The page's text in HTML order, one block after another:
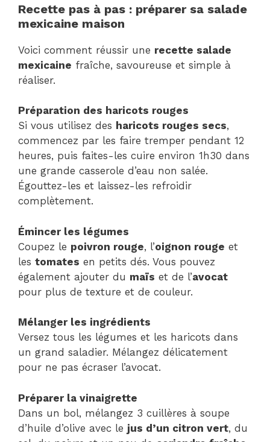
Recette pas à pas : préparer sa salade
mexicaine maison
Voici comment réussir une recette salade
mexicaine fraîche, savoureuse et simple à
réaliser.
Préparation des haricots rouges
Si vous utilisez des haricots rouges secs,
commencez par les faire tremper pendant 12
heures, puis faites-les cuire environ 1h30 dans
une grande casserole d’eau non salée.
Égouttez-les et laissez-les refroidir
complètement.
Émincer les légumes
Coupez le poivron rouge, l’oignon rouge et
les tomates en petits dés. Vous pouvez
également ajouter du maïs et de l’avocat
pour plus de texture et de couleur.
Mélanger les ingrédients
Versez tous les légumes et les haricots dans
un grand saladier. Mélangez délicatement
pour ne pas écraser l’avocat.
Préparer la vinaigrette
Dans un bol, mélangez 3 cuillères à soupe
d’huile d’olive avec le jus d’un citron vert, du